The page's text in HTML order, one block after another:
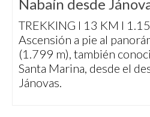
Nabaín desde
TREKKING I 13 KM I
Ascensión a pie al
(1.799 m), también
Santa Marina, desde el
Jánovas.